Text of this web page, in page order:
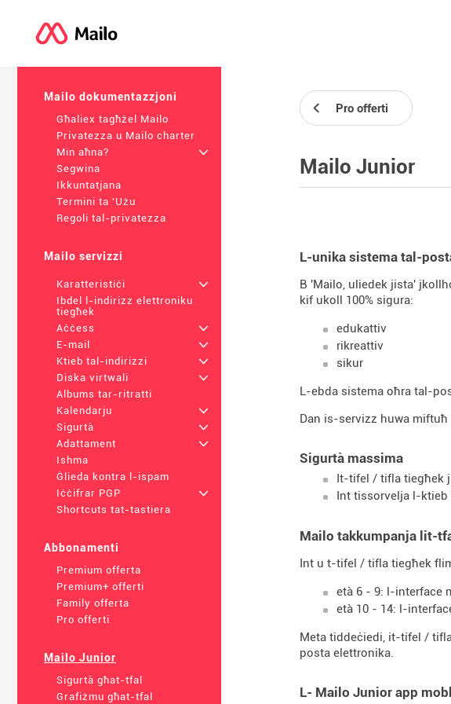
Mailo dokumentazzjoni
Għaliex tagħżel Mailo
Privatezza u Mailo charter
Min aħna?
+
Segwina
Ikkuntatjana
Termini ta 'Użu
Regoli tal-privatezza
Mailo servizzi
Karatteristiċi
+
Ibdel l-indirizz elettroniku
tiegħek
Aċċess
+
E-mail
+
Ktieb tal-indirizzi
+
Diska virtwali
+
Albums tar-ritratti
Kalendarju
+
Sigurtà
+
Adattament
+
Ishma
Ġlieda kontra l-ispam
Iċċifrar PGP
+
Shortcuts tat-tastiera
Abbonamenti
Premium offerta
Premium+ offerti
Family offerta
Pro offerti
Mailo Junior
Sigurtà għat-tfal
Grafiżmu għat-tfal
Pro offerti
Mailo Junior
L-unika sistema tal-
B 'Mailo, uliedek jista'
kif ukoll 100% sigura:
edukattiv
rikreattiv
sikur
L-ebda sistema oħra tal-
Dan is-servizz huwa
Sigurtà massima
It-tifel / tifla tiegħek
Int tissorvelja l-
Mailo takkumpanja lit-
Int u t-tifel / tifla tiegħek
età 6 - 9: l-interface
età 10 - 14: l-
Meta tiddeċiedi, it-tifel /
posta elettronika.
L- Mailo Junior app